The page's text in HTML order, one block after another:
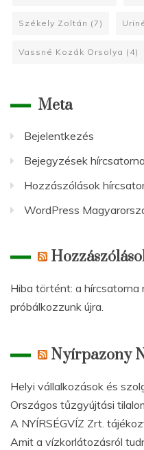
Székely Zoltán (7)
Vassné Kozák Orsolya (4)
Meta
Bejelentkezés
Bejegyzések hírcsatorna
Hozzászólások
WordPress
Hiba történt: a hírcsatorna
próbálkozzunk újra.
Nyírpazony
Helyi vállalkozások és
Országos tűzgyújtási
A NYÍRSÉGVÍZ Zrt.
Amit a vízkorlátozásról